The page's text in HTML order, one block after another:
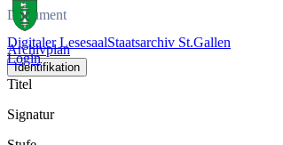
Digitaler LesesaalStaatsarchiv St.Gallen
Login
Dokument
Archivplan
Identifikation
Titel
Signatur